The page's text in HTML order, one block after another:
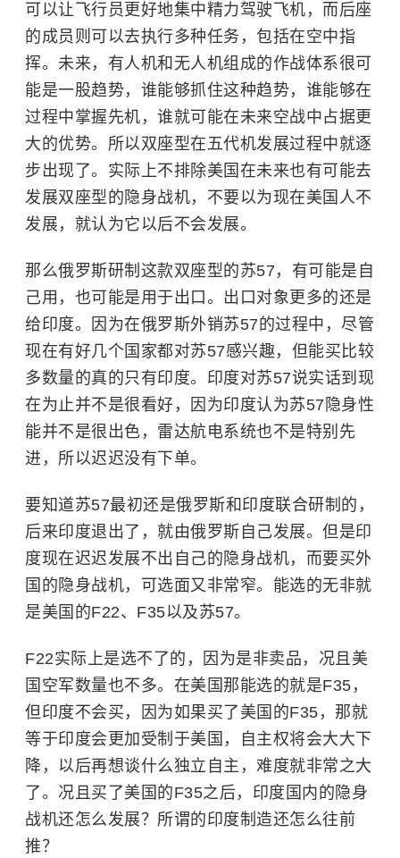
可以让飞行员更好地集中精力驾驶飞机，而后座
的成员则可以去执行多种任务，包括在空中指
挥。未来，有人机和无人机组成的作战体系很可
能是一股趋势，谁能够抓住这种趋势，谁能够在
过程中掌握先机，谁就可能在未来空战中占据更
大的优势。所以双座型在五代机发展过程中就逐
步出现了。实际上不排除美国在未来也有可能去
发展双座型的隐身战机，不要以为现在美国人不
发展，就认为它以后不会发展。
那么俄罗斯研制这款双座型的苏57，有可能是自
己用，也可能是用于出口。 出口对象更多的还是
给印度。因为在俄罗斯外销苏57的过程中，尽管
现在有好几个国家都对苏57感兴趣，但能买比较
多数量的真的只有印度。印度对苏57说实话到现
在为止并不是很看好，因为印度认为苏57隐身性
能并不是很出色，雷达航电系统也不是特别先
进，所以迟迟没有下单。
要知道苏57最初还是俄罗斯和印度联合研制的，
后来印度退出了，就由俄罗斯自己发展。但是印
度现在迟迟发展不出自己的隐身战机，而要买外
国的隐身战机，可选面又非常窄。能选的无非就
是美国的F22、F35以及苏57。
F22实际上是选不了的，因为是非卖品，况且美
国空军数量也不多。在美国那能选的就是F35，
但印度不会买，因为如果买了美国的F35，那就
等于印度会更加受制于美国，自主权将会大大下
降，以后再想谈什么独立自主，难度就非常之大
了。况且买了美国的F35之后，印度国内的隐身
战机还怎么发展？所谓的印度制造还怎么往前
推？